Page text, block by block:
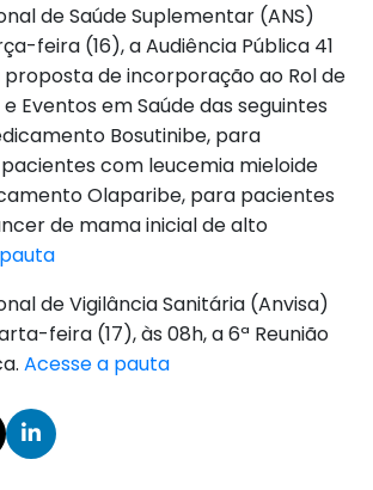
de Saúde Suplementar (ANS)
feira (16), a Audiência Pública 41
de incorporação ao Rol de
Eventos em Saúde das seguintes
Bosutinibe, para
com leucemia mieloide
Olaparibe, para pacientes
de mama inicial de alto
de Vigilância Sanitária (Anvisa)
feira (17), às 08h, a 6ª Reunião
Acesse a pauta